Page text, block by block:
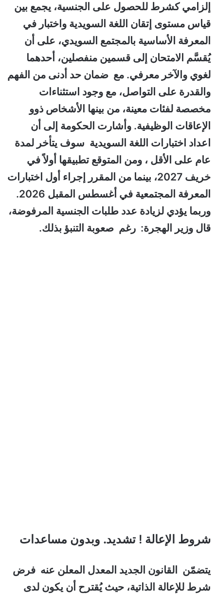
إلزامي كشرط للحصول على الجنسية، يجمع بين
قياس مستوى إتقان اللغة السويدية واختبار في
المعرفة الأساسية بالمجتمع السويدي، على أن
يُقسَّم الامتحان إلى قسمين منفصلين، أحدهما
لغوي والآخر معرفي. مع ضمان حد أدنى من الفهم
والقدرة على التواصل، مع وجود استثناءات
مخصصة لفئات معينة، من بينها الأشخاص ذوو
الإعاقات الوظيفية. وأشارت الحكومة إلى أن
اعداد اختبارات اللغة السويدية سوف يتأخر لمدة
عام على الأقل ، ومن المتوقع تطبيقها أولاً في
خريف 2027، بينما من المقرر إجراء أول اختبارات
المعرفة المجتمعية في أغسطس المقبل 2026.
وربما يؤدي لزيادة عدد طلبات الجنسية المرفوضة،
قال وزير الهجرة: رغم صعوبة التنبؤ بذلك.
شروط الإعالة ! تشديد. وبدون مساعدات
يتضمّن القانون الجديد المعدل المعلن عنه فرض
شرط للإعالة الذاتية، حيث يُقترح أن يكون لدى